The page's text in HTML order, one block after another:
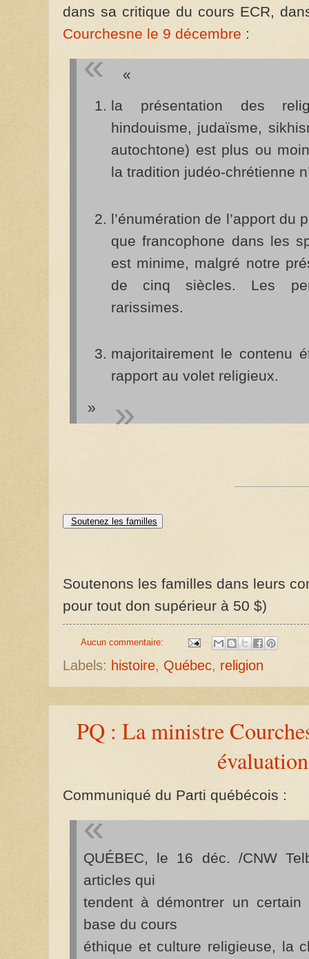
dans sa critique du cours ECR,
Courchesne le 9 décembre :
«
la présentation des
hindouisme, judaïsme,
autochtone) est plus ou
la tradition judéo-chrétienne
l’énumération de l’apport du
que francophone dans les
est minime, malgré notre
de cinq siècles. Les
rarissimes.
majoritairement le contenu
rapport au volet religieux.
»
Soutenez les familles
Soutenons les familles dans leurs
pour tout don supérieur à 50 $)
Aucun commentaire:
Labels: histoire, Québec, religion
PQ : La ministre
Communiqué du Parti québécois :
QUÉBEC, le 16 déc. /CNW
articles qui
tendent à démontrer un
base du cours
éthique et culture religieuse, la